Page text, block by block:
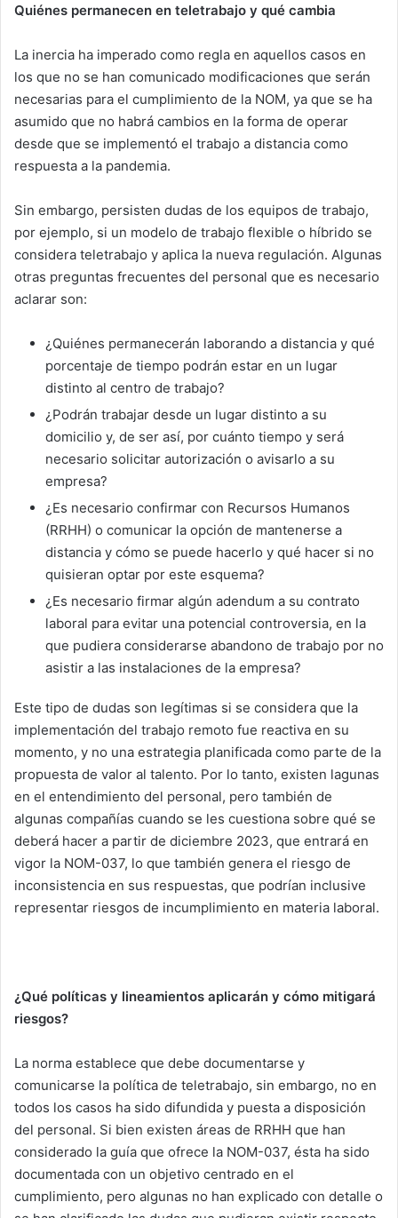
Quiénes permanecen en teletrabajo y qué cambia
La inercia ha imperado como regla en aquellos casos en
los que no se han comunicado modificaciones que serán
necesarias para el cumplimiento de la NOM, ya que se ha
asumido que no habrá cambios en la forma de operar
desde que se implementó el trabajo a distancia como
respuesta a la pandemia.
Sin embargo, persisten dudas de los equipos de trabajo,
por ejemplo, si un modelo de trabajo flexible o híbrido se
considera teletrabajo y aplica la nueva regulación. Algunas
otras preguntas frecuentes del personal que es necesario
aclarar son:
¿Quiénes permanecerán laborando a distancia y qué
porcentaje de tiempo podrán estar en un lugar
distinto al centro de trabajo?
¿Podrán trabajar desde un lugar distinto a su
domicilio y, de ser así, por cuánto tiempo y será
necesario solicitar autorización o avisarlo a su
empresa?
¿Es necesario confirmar con Recursos Humanos
(RRHH) o comunicar la opción de mantenerse a
distancia y cómo se puede hacerlo y qué hacer si no
quisieran optar por este esquema?
¿Es necesario firmar algún adendum a su contrato
laboral para evitar una potencial controversia, en la
que pudiera considerarse abandono de trabajo por no
asistir a las instalaciones de la empresa?
Este tipo de dudas son legítimas si se considera que la
implementación del trabajo remoto fue reactiva en su
momento, y no una estrategia planificada como parte de la
propuesta de valor al talento. Por lo tanto, existen lagunas
en el entendimiento del personal, pero también de
algunas compañías cuando se les cuestiona sobre qué se
deberá hacer a partir de diciembre 2023, que entrará en
vigor la NOM-037, lo que también genera el riesgo de
inconsistencia en sus respuestas, que podrían inclusive
representar riesgos de incumplimiento en materia laboral.
¿Qué políticas y lineamientos aplicarán y cómo mitigará
riesgos?
La norma establece que debe documentarse y
comunicarse la política de teletrabajo, sin embargo, no en
todos los casos ha sido difundida y puesta a disposición
del personal. Si bien existen áreas de RRHH que han
considerado la guía que ofrece la NOM-037, ésta ha sido
documentada con un objetivo centrado en el
cumplimiento, pero algunas no han explicado con detalle o